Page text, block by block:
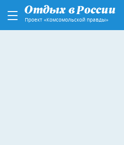
Проект «Комсомольской правды»